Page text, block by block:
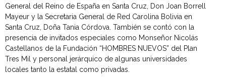
General del Reino de España en Santa Cruz, Don Joan Borrell
Mayeur y la Secretaria General de Red Carolina Bolivia en
Santa Cruz, Doña Tania Córdova. También se contó con la
presencia de invitados especiales como Monseñor Nicolás
Castellanos de la Fundación “HOMBRES NUEVOS” del Plan
Tres Mil y personal jerárquico de algunas universidades
locales tanto la estatal como privadas.